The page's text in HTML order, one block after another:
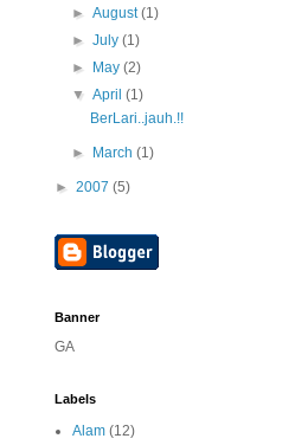
►August(1)
►July(1)
►
May(2)
▼April(1)
BerLari..jauh.!!
► March(1)
► 2007 (5)
Banner
GA
Labels
Alam (12)